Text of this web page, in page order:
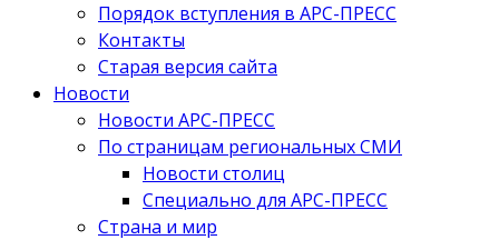
Порядок вступления в АРС-ПРЕСС
Контакты
Старая версия сайта
Новости
Новости АРС-ПРЕСС
По страницам региональных СМИ
Новости столиц
Специально для АРС-ПРЕСС
Страна и мир